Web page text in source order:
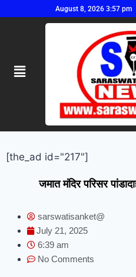
August 8, 2026 3:57 pm
[the_ad id="217"]
जमात मंदिर परिसर
sarswatisanket@
July 21, 2025
6:39 am
No Comments